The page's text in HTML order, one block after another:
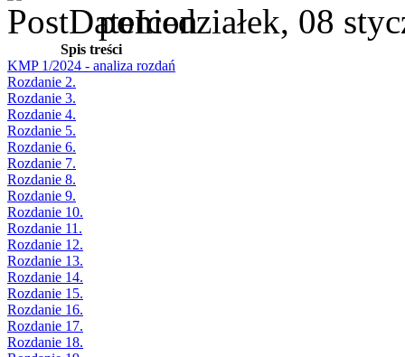
poniedziałek, 08
Spis treści
KMP 1/2024 - analiza rozdań
Rozdanie 2.
Rozdanie 3.
Rozdanie 4.
Rozdanie 5.
Rozdanie 6.
Rozdanie 7.
Rozdanie 8.
Rozdanie 9.
Rozdanie 10.
Rozdanie 11.
Rozdanie 12.
Rozdanie 13.
Rozdanie 14.
Rozdanie 15.
Rozdanie 16.
Rozdanie 17.
Rozdanie 18.